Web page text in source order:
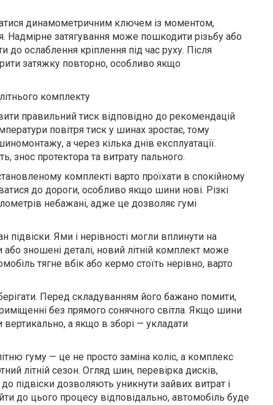
динамометричним ключем із моментом,
затягування може пошкодити різьбу або
до ослаблення кріплення під час руху. Після
затяжку повторно, особливо якщо
комплекту
правильний тиск відповідно до рекомендацій
повітря тиск у шинах зростає, тому
а через кілька днів експлуатації.
знос протектора та витрату пального.
комплекті варто проїхати в спокійному
до дороги, особливо якщо шини нові. Різкі
небажані, адже це дозволяє гумі
підвіски. Ями і нерівності могли вплинути на
зношені деталі, новий літній комплект може
тягне вбік або кермо стоїть нерівно, варто
Перед складуванням його бажано помити,
без прямого сонячного світла. Якщо шини
вертикально, а якщо в зборі — укладати
гуму — це не просто заміна коліс, а комплекс
літній сезон. Огляд шин, перевірка дисків,
підвіски дозволяють уникнути зайвих витрат і
до цього процесу відповідально, автомобіль буде